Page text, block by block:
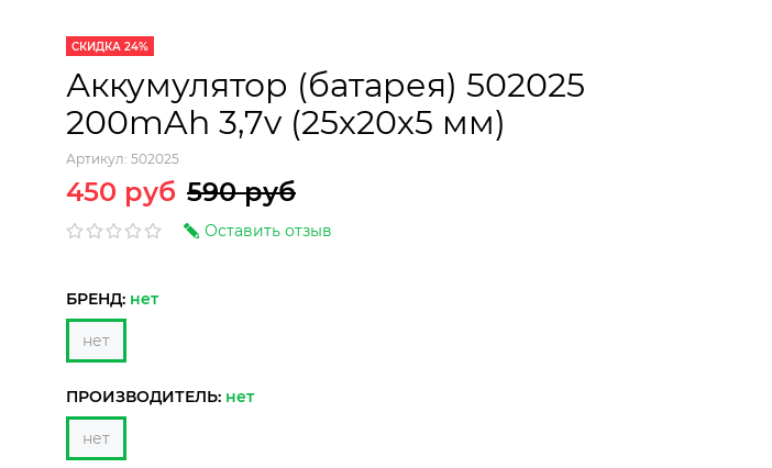
СКИДКА 24%
Аккумулятор (батарея) 502025
200mAh 3,7v (25х20х5 мм)
Артикул: 502025
450 руб 590 руб
Оставить отзыв
БРЕНД: нет
нет
ПРОИЗВОДИТЕЛЬ: нет
нет